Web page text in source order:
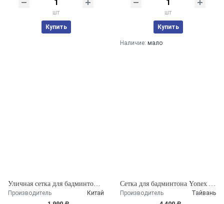
шт
Купить
шт
Купить
Наличие: мало
Уличная сетка для бадминтона 3м.
Производитель Китай
Сетка для бадминтона Yonex AC141EX
Производитель Тайвань